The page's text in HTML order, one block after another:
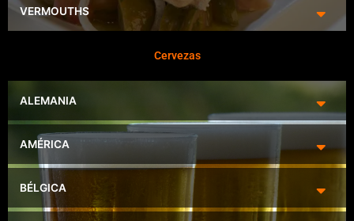
VERMOUTHS
Cervezas
ALEMANIA
AMÉRICA
BÉLGICA